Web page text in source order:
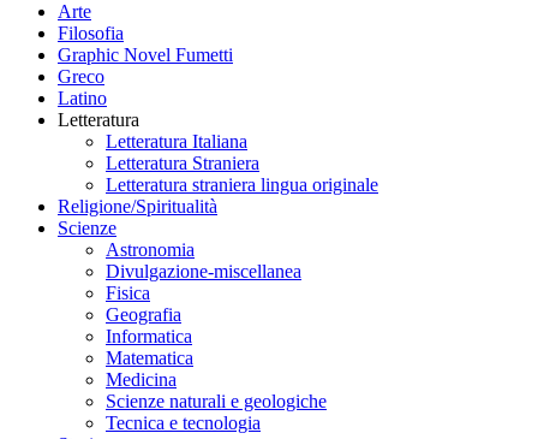
Arte
Filosofia
Graphic Novel Fumetti
Greco
Latino
Letteratura
Letteratura Italiana
Letteratura Straniera
Letteratura straniera lingua originale
Religione/Spiritualità
Scienze
Astronomia
Divulgazione-miscellanea
Fisica
Geografia
Informatica
Matematica
Medicina
Scienze naturali e geologiche
Tecnica e tecnologia